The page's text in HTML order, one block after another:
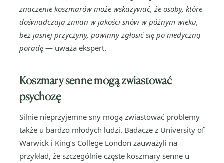
znaczenie koszmarów może wskazywać, że osoby, które
doświadczają zmian w jakości snów w późnym wieku,
bez jasnej przyczyny, powinny zgłosić się po medyczną
poradę — uważa ekspert.
Koszmary senne mogą zwiastować
psychozę
Silnie nieprzyjemne sny mogą zwiastować problemy
także u bardzo młodych ludzi. Badacze z University of
Warwick i King’s College London zauważyli na
przykład, że szczególnie częste koszmary senne u